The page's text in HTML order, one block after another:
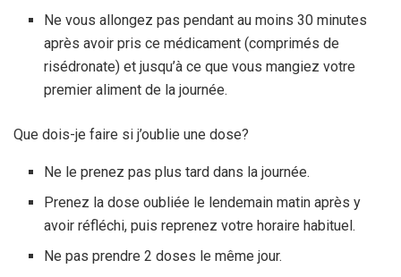
Ne vous allongez pas pendant au moins 30 minutes
après avoir pris ce médicament (comprimés de
risédronate) et jusqu’à ce que vous mangiez votre
premier aliment de la journée.
Que dois-je faire si j’oublie une dose?
Ne le prenez pas plus tard dans la journée.
Prenez la dose oubliée le lendemain matin après y
avoir réfléchi, puis reprenez votre horaire habituel.
Ne pas prendre 2 doses le même jour.